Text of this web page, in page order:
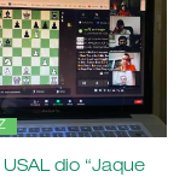
dio “Jaque